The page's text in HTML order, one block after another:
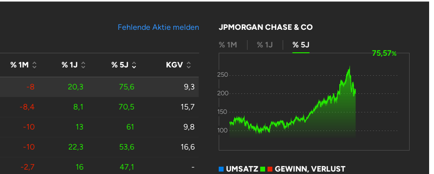
Fehlende Aktie melden
% 1M % 1J % 5J KGV
-8 20,3 75,6 9,3
-8,4 8,1 70,5 15,7
-10 13 61 9,8
-10 22,3 53,6 16,6
-2,7 16 47,1 -
JPMORGAN CHASE & CO
% 1M
% 1J
% 5J
75,57%
100
150
200
250
UMSATZ
GEWINN, VERLUST